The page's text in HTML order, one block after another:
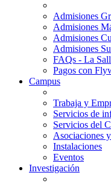
Admisiones
Admisiones
Admisiones
Admisiones
FAQs - La
Pagos con
Campus
Trabaja y
Servicios de
Servicios del
Asociaciones
Instalaciones
Eventos
Investigación